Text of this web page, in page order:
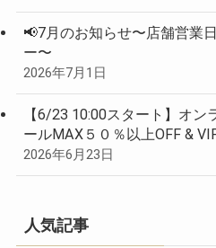
📢7月のお知らせ〜店舗営業
ー〜
2026年7月1日
【6/23 10:00スタート】オ
ールMAX５０％以上OFF &
2026年6月23日
人気記事